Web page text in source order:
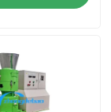
المنتجات